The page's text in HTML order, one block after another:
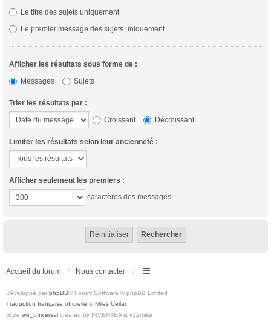
Le titre des sujets uniquement
Le premier message des sujets uniquement
Afficher les résultats sous forme de :
Messages
Sujets
Trier les résultats par :
Croissant
Décroissant
Limiter les résultats selon leur ancienneté :
Afficher seulement les premiers :
caractères des messages
Accueil du forum Nous contacter
Développé par phpBB® Forum Software © phpBB Limited
Traduction française officielle © Miles Cellar
Style we_universal created by INVENTEA & v12mike